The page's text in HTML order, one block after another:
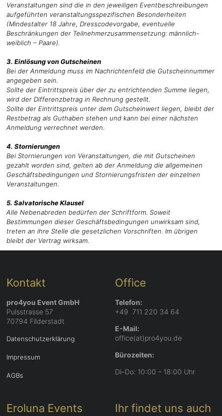
Veranstaltungen sind die in den jeweiligen Eventbeschreibungen
aufgeführten veranstaltungsspezifischen Besonderheiten
(Mindestalter 18 Jahre, Dresscodevorgabe, eventuelle
Beschränkungen der Teilnehmerzusammensetzung: männlich-
weiblich – Paare).
3. Einlösung von Gutscheinen
Bei der Anmeldung muss im Nachrichtenfeld die Gutscheinnummer
angegeben sein.
Sollte der Eintrittspreis über der zu entrichtenden Summe liegen,
wird der Differenzbetrag in Rechnung gestellt.
Sollte der Eintrittspreis unter dem Gutscheinwert liegen, bleibt der
Restbetrag als Guthaben stehen und kann bei einer nächsten
Anmeldung verrechnet werden.
4. Stornierungen
Bei Stornierungen von Veranstaltungen, die mit Gutscheinen
gezahlt worden sind, gelten ab der Anmeldung die allgemeinen
Geschäftsbedingungen und Stornierungsfristen der einzelnen
Veranstaltungen.
5. Salvatorische Klausel
Alle Nebenabreden bedürfen der Schriftform. Soweit
Bestimmungen dieser Geschäftsbedingungen unwirksam sind,
treten an ihre Stelle die gesetzlichen Vorschriften. Im übrigen
bleibt der Vertrag wirksam.
Kontakt
pro4you Event GmbH
Pulsstrasse 57
70794 Filderstadt
Datenschutzerklärung
Impressum
AGBs
Office
Telefon:
+49 711 220 34 64
E-Mail:
office(at)pro4you.de
Bürozeiten:
Di–Do: 10:00 – 18:00 Uhr
Eroluna Events Ihr findet uns auch